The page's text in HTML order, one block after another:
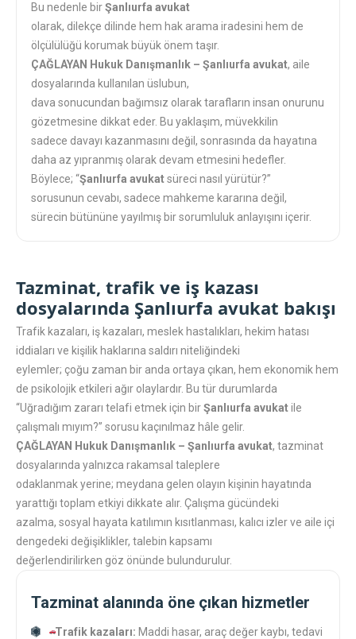
Bu nedenle birŞanlıurfa avukat
olarak, dilekçe dilinde hem hak arama iradesini hem de
ölçülülüğü korumak büyük önem taşır.
ÇAĞLAYAN Hukuk Danışmanlık – Şanlıurfa avukat, aile
dosyalarında kullanılan üslubun,
dava sonucundan bağımsız olarak tarafların insan onurunu
gözetmesine dikkat eder. Bu yaklaşım, müvekkilin
sadece davayı kazanmasını değil, sonrasında da hayatına
daha az yıpranmış olarak devam etmesini hedefler.
Böylece; “Şanlıurfa avukatsüreci nasıl yürütür?”
sorusunun cevabı, sadece mahkeme kararına değil,
sürecin bütününe yayılmış bir sorumluluk anlayışını içerir.
Tazminat, trafik ve iş kazası
dosyalarında Şanlıurfa avukat bakışı
Trafik kazaları, iş kazaları, meslek hastalıkları, hekim hatası
iddiaları ve kişilik haklarına saldırı niteliğindeki
eylemler; çoğu zaman bir anda ortaya çıkan, hem ekonomik hem
de psikolojik etkileri ağır olaylardır. Bu tür durumlarda
“Uğradığım zararı telafi etmek için birŞanlıurfa avukatile
çalışmalı mıyım?” sorusu kaçınılmaz hâle gelir.
ÇAĞLAYAN Hukuk Danışmanlık – Şanlıurfa avukat, tazminat
dosyalarında yalnızca rakamsal taleplere
odaklanmak yerine; meydana gelen olayın kişinin hayatında
yarattığı toplam etkiyi dikkate alır. Çalışma gücündeki
azalma, sosyal hayata katılımın kısıtlanması, kalıcı izler ve aile içi
dengedeki değişiklikler, talebin kapsamı
değerlendirilirken göz önünde bulundurulur.
Tazminat alanında öne çıkan hizmetler
Trafik kazaları: Maddi hasar, araç değer kaybı, tedavi